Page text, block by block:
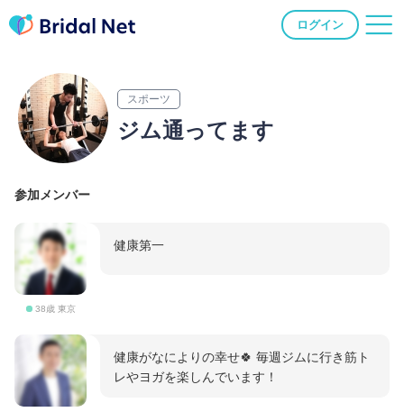
ログイン
スポーツ
ジム通ってます
参加メンバー
38歳 東京
健康第一
健康がなによりの幸せ🍀 毎週ジムに行き筋ト
レやヨガを楽しんでいます！